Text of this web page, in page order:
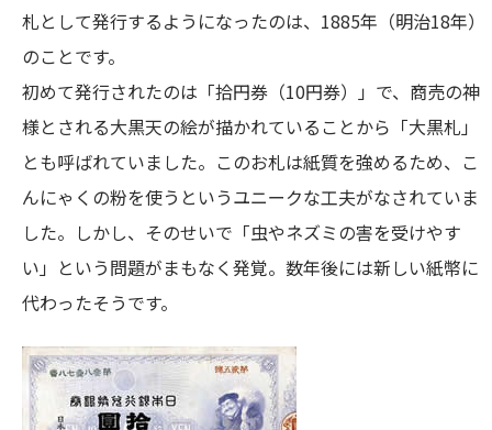
札として発行するようになったのは、1885年（明治18年）
のことです。
初めて発行されたのは「拾円券（10円券）」で、商売の神
様とされる大黒天の絵が描かれていることから「大黒札」
とも呼ばれていました。このお札は紙質を強めるため、こ
んにゃくの粉を使うというユニークな工夫がなされていま
した。しかし、そのせいで「虫やネズミの害を受けやす
い」という問題がまもなく発覚。数年後には新しい紙幣に
代わったそうです。